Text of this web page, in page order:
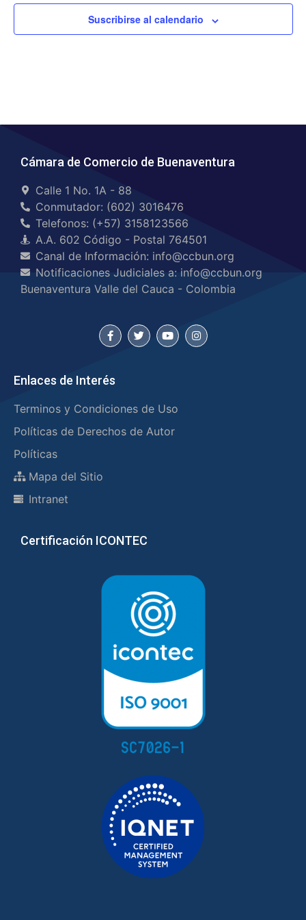
Suscribirse al calendario
Certificación ICONTEC
Enlaces de Interés
Terminos y Condiciones de Uso
Políticas de Derechos de Autor
Políticas
Mapa del Sitio
Intranet
Cámara de Comercio de Buenaventura
Calle 1 No. 1A - 88
Conmutador: (602) 3016476
Telefonos: (+57) 3158123566
A.A. 602 Código - Postal 764501
Canal de Información: info@ccbun.org
Notificaciones Judiciales a: info@ccbun.org
Buenaventura Valle del Cauca - Colombia